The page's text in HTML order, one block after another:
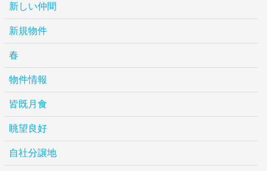
新しい仲間
新規物件
春
物件情報
皆既月食
眺望良好
自社分譲地